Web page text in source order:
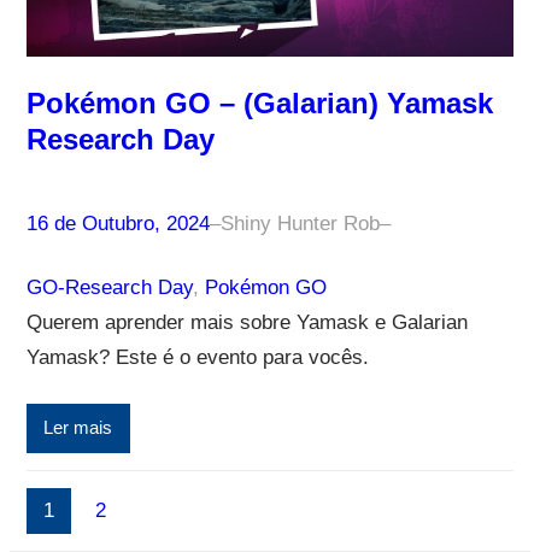
Pokémon GO – (Galarian) Yamask
Research Day
16 de Outubro, 2024–Shiny Hunter Rob–
GO-Research Day, Pokémon GO
Querem aprender mais sobre Yamask e Galarian
Yamask? Este é o evento para vocês.
Ler mais
1 2